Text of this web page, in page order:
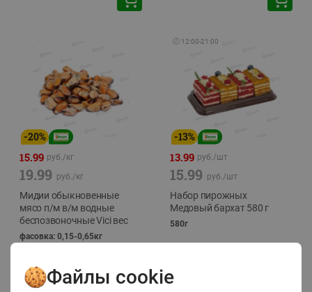
-20%
15.99 руб./кг
19.99 руб./кг
Мидии обыкновенные
мясо п/м в/м водные
беспозвоночные Vici вес
фасовка: 0,15-0,65кг
🕘 12:00-21:00
-13%
13.99 руб./шт
15.99 руб./шт
Набор пирожных
Медовый бархат 580 г
580г
Файлы cookie